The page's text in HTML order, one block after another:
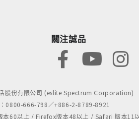
關注誠品
股份有限公司 (eslite Spectrum Corporation)
0800-666-798／+886-2-8789-8921
本60以上 / Firefox版本48以上 / Safari 版本11